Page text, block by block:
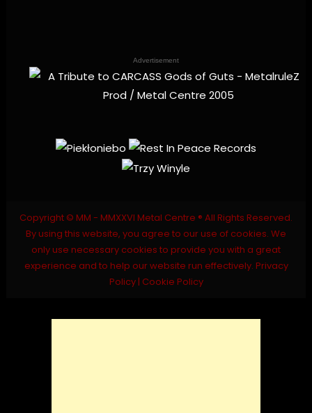
Advertisement
Copyright © MM - MMXXVI Metal Centre ® All Rights Reserved.
By using this website, you agree to our use of cookies. We
only use necessary cookies to provide you with a great
experience and to help our website run effectively. Privacy
Policy| Cookie Policy